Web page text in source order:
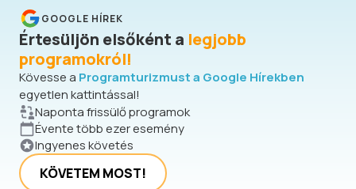
GOOGLE HÍREK
Értesüljön elsőként a legjobb
programokról!
Kövesse a Programturizmust a Google Hírekben
egyetlen kattintással!
Naponta frissülő programok
Évente több ezer esemény
Ingyenes követés
KÖVETEM MOST!